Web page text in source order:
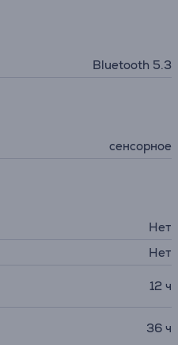
Bluetooth 5.3
сенсорное
Нет
Нет
12 ч
36 ч